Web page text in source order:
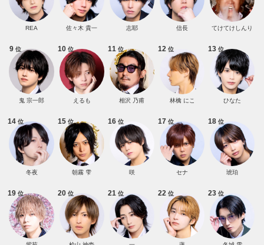
REA 佐々木 貴一 志耶 信長 てけてけしんり
9 位
鬼 宗一郎
10位
えるも
11 位
相沢 乃甫
12 位
林檎 にこ
13 位
ひなた
14位
冬夜
15位
朝霧 雫
16位
咲
17 位
セナ
18 位
琥珀
19位 20位 21 位 22 位 23 位